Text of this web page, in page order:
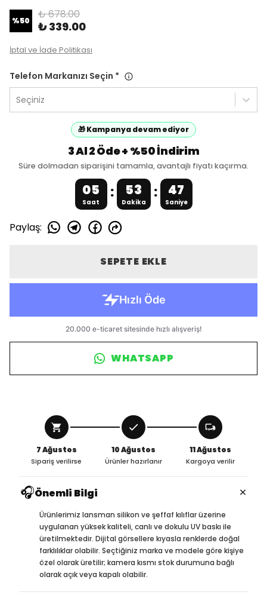
%50 ₺ 678.00
₺ 339.00
İptal ve İade Politikası
Telefon Markanızı Seçin *
Seçiniz
🎁 Kampanya devam ediyor
3 Al 2 Öde + %50 İndirim
Süre dolmadan siparişini tamamla, avantajlı fiyatı kaçırma.
05
Saat
: 53
Dakika
: 46
Saniye
Paylaş:
SEPETE EKLE
WHATSAPP
7 Ağustos
Sipariş verilirse
10 Ağustos
Ürünler hazırlanır
11 Ağustos
Kargoya verilir
🎧Önemli Bilgi ×
Ürünlerimiz lansman silikon ve şeffaf kılıflar üzerine
uygulanan yüksek kaliteli, canlı ve dokulu UV baskı ile
üretilmektedir. Dijital görsellere kıyasla renklerde doğal
farklılıklar olabilir. Seçtiğiniz marka ve modele göre kişiye
özel olarak üretilir; kamera kısmı stok durumuna bağlı
olarak açık veya kapalı olabilir.